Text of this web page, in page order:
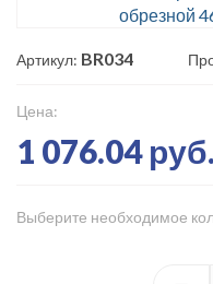
Артикул: BR034
Цена:
1 076.04 руб.
Выберите необходимое